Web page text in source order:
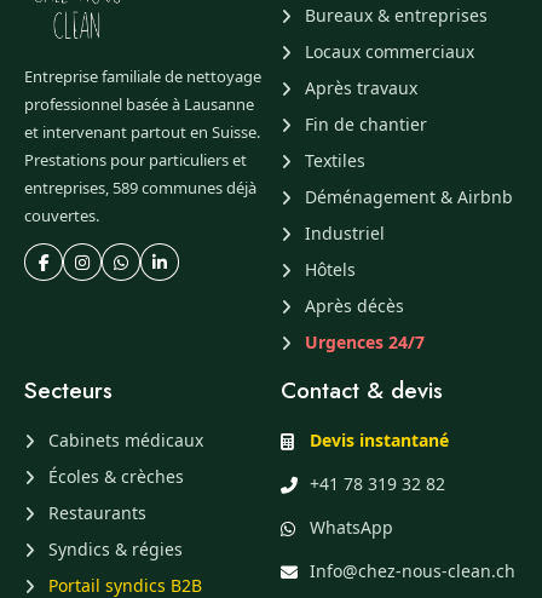
Entreprise familiale de nettoyage
professionnel basée à Lausanne
et intervenant partout en Suisse.
Prestations pour particuliers et
entreprises, 589 communes déjà
couvertes.
Bureaux & entreprises
Locaux commerciaux
Après travaux
Fin de chantier
Textiles
Déménagement & Airbnb
Industriel
Hôtels
Après décès
Urgences 24/7
Secteurs
Cabinets médicaux
Écoles & crèches
Restaurants
Syndics & régies
Portail syndics B2B
Contact & devis
Devis instantané
+41 78 319 32 82
WhatsApp
Info@chez-nous-clean.ch